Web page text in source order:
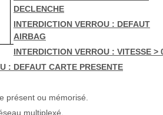
DECLENCHE
INTERDICTION VERROU : DEFAUT
AIRBAG
INTERDICTION VERROU : VITESSE >
: DEFAUT CARTE PRESENTE
présent ou mémorisé.
multiplexé.